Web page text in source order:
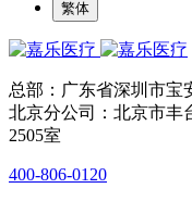
繁体
总部：广东省深圳市宝
北京分公司：北京市丰
2505室
400-806-0120